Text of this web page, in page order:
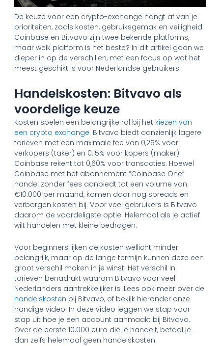
De keuze voor een crypto-exchange hangt af van je
prioriteiten, zoals kosten, gebruiksgemak en veiligheid.
Coinbase en Bitvavo zijn twee bekende platforms,
maar welk platform is het beste? In dit artikel gaan we
dieper in op de verschillen, met een focus op wat het
meest geschikt is voor Nederlandse gebruikers.
Handelskosten: Bitvavo als
voordelige keuze
Kosten spelen een belangrijke rol bij het kiezen van
een crypto exchange. Bitvavo biedt aanzienlijk lagere
tarieven met een maximale fee van 0,25% voor
verkopers (taker) en 0,15% voor kopers (maker).
Coinbase rekent tot 0,60% voor transacties. Hoewel
Coinbase met het abonnement “Coinbase One”
handel zonder fees aanbiedt tot een volume van
€10.000 per maand, komen daar nog spreads en
verborgen kosten bij. Voor veel gebruikers is Bitvavo
daarom de voordeligste optie. Helemaal als je actief
wilt handelen met kleine bedragen.
Voor beginners lijken de kosten wellicht minder
belangrijk, maar op de lange termijn kunnen deze een
groot verschil maken in je winst. Het verschil in
tarieven benadrukt waarom Bitvavo voor veel
Nederlanders aantrekkelijker is. Lees ook meer over de
handelskosten bij Bitvavo, of bekijk hieronder onze
handige video. In deze video leggen we stap voor
stap uit hoe je een account aanmaakt bij Bitvavo.
Over de eerste 10.000 euro die je handelt, betaal je
dan zelfs helemaal geen handelskosten.